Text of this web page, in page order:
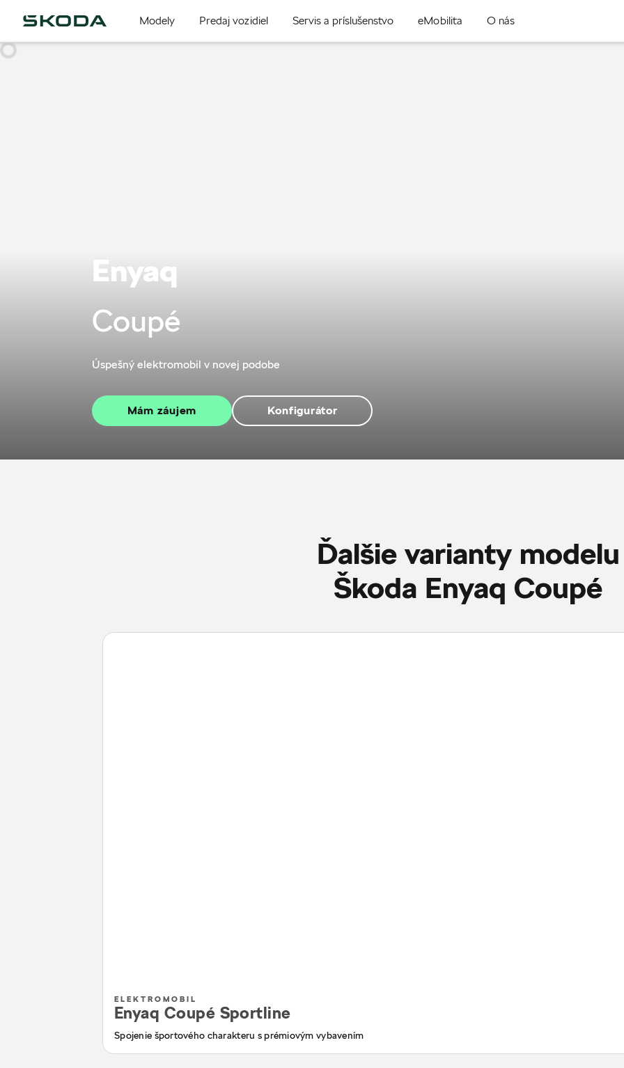
Modely Predaj vozidiel Servis a príslušenstvo eMobilita O nás
Enyaq
Coupé
Úspešný elektromobil v novej podobe
Mám záujem Konfigurátor
Ďalšie varianty modelu
Škoda Enyaq Coupé
ELEKTROMOBIL
Enyaq Coupé Sportline
Spojenie športového charakteru s prémiovým vybavením